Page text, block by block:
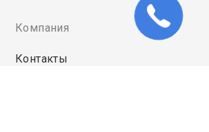
Компания
Контакты